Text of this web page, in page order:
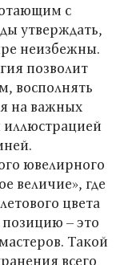
с
утверждать,
неизбежны.
позволит
восполнять
на важных
иллюстрацией
ювелирного
величие», где
цвета
– это
Такой
всего